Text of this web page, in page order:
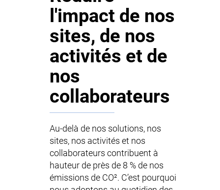
l'impact de nos
sites, de nos
activités et de
nos
collaborateurs
Au-delà de nos solutions, nos
sites, nos activités et nos
collaborateurs contribuent à
hauteur de près de 8 % de nos
émissions de CO². C’est pourquoi